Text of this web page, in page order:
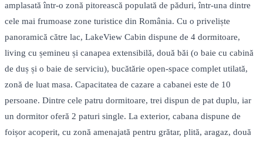
amplasată într-o zonă pitorească populată de păduri, într-una dintre
cele mai frumoase zone turistice din România. Cu o priveliște
panoramică către lac, LakeView Cabin dispune de 4 dormitoare,
living cu șemineu și canapea extensibilă, două băi (o baie cu cabină
de duș și o baie de serviciu), bucătărie open-space complet utilată,
zonă de luat masa. Capacitatea de cazare a cabanei este de 10
persoane. Dintre cele patru dormitoare, trei dispun de pat duplu, iar
un dormitor oferă 2 paturi single. La exterior, cabana dispune de
foișor acoperit, cu zonă amenajată pentru grătar, plită, aragaz, două